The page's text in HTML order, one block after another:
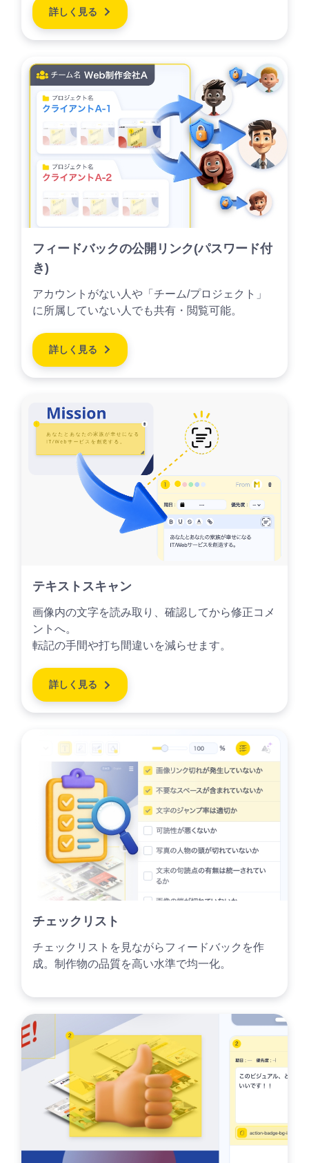
詳しく見る
フィードバックの公開リンク(パスワード付
き)
アカウントがない人や「チーム/プロジェクト」
に所属していない人でも共有・閲覧可能。
詳しく見る
テキストスキャン
画像内の文字を読み取り、確認してから修正コメ
ントへ。
転記の手間や打ち間違いを減らせます。
詳しく見る
チェックリスト
チェックリストを見ながらフィードバックを作
成。制作物の品質を高い水準で均一化。